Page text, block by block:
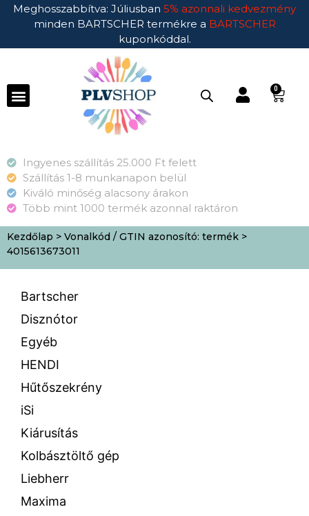
Meghosszabbítva: Júliusban 5% azonnali kedvezmény
minden BARTSCHER termékre a BARTSCHER
kuponkóddal.
0
Ingyenes szállítás 25.000 Ft felett
Szállítás 1-8 munkanapon belül
Kiváló minőség alacsony árakon
Több mint 1000 termék azonnal raktáron
Kezdőlap > Vonalkód / GTIN azonosító: termék >
4015613673011
Bartscher
Disznótor
Egyéb
HENDI
Hűtőszekrény
iSi
Kiárusítás
Kolbásztöltő gép
Liebherr
Maxima